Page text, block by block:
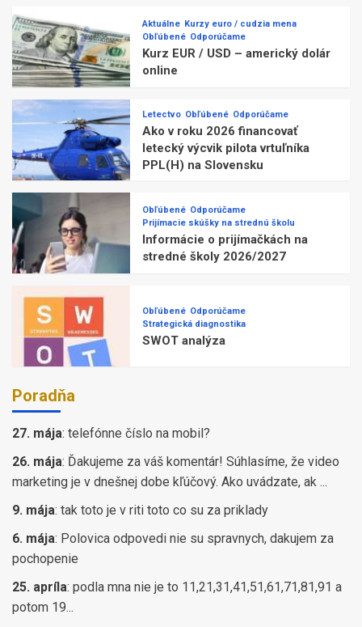
Aktuálne Kurzy euro / cudzia mena
Obľúbené Odporúčame
Kurz EUR / USD – americký dolár
online
Letectvo Obľúbené Odporúčame
Ako v roku 2026 financovať
letecký výcvik pilota vrtuľníka
PPL(H) na Slovensku
Obľúbené Odporúčame
Prijímacie skúšky na strednú školu
Informácie o prijímačkách na
stredné školy 2026/2027
Obľúbené Odporúčame
Strategická diagnostika
SWOT analýza
Poradňa
27. mája: telefónne číslo na mobil?
26. mája: Ďakujeme za váš komentár! Súhlasíme, že video
marketing je v dnešnej dobe kľúčový. Ako uvádzate, ak ...
9. mája: tak toto je v riti toto co su za priklady
6. mája: Polovica odpovedi nie su spravnych, dakujem za
pochopenie
25. apríla: podla mna nie je to 11,21,31,41,51,61,71,81,91 a
potom 19...